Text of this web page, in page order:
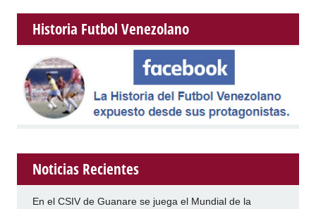
Historia Futbol Venezolano
Noticias Recientes
En el CSIV de Guanare se juega el Mundial de la